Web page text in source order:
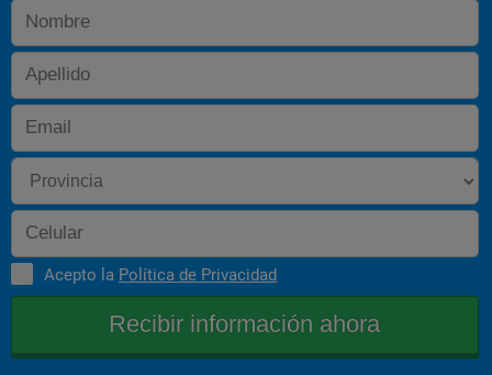
Acepto la Política de Privacidad